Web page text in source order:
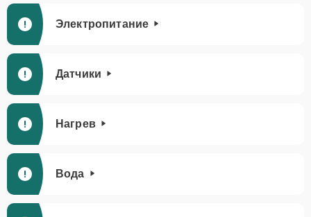
Электропитание
Датчики
Нагрев
Вода